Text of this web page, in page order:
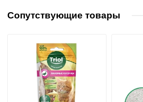
Сопутствующие товары